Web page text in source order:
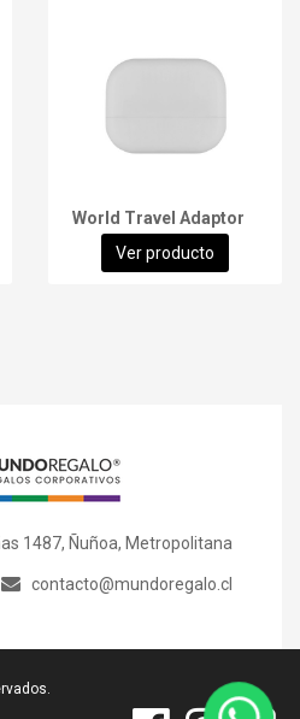
World Travel Adaptor
Ver producto
1487, Ñuñoa, Metropolitana
contacto@mundoregalo.cl